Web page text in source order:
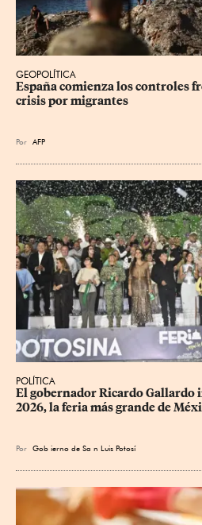
GEOPOLÍTICA
España comienza los controles
crisis por migrantes
Por AFP
POLÍTICA
​El gobernador Ricardo Gallardo
2026, la feria más grande de
Por Gob ierno de Sa n Luis Potosí